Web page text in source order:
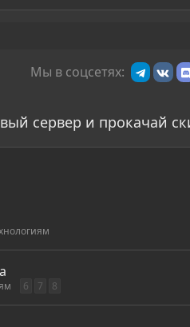
Мы в соцсетях:
сервер и прокачай
6 7 8